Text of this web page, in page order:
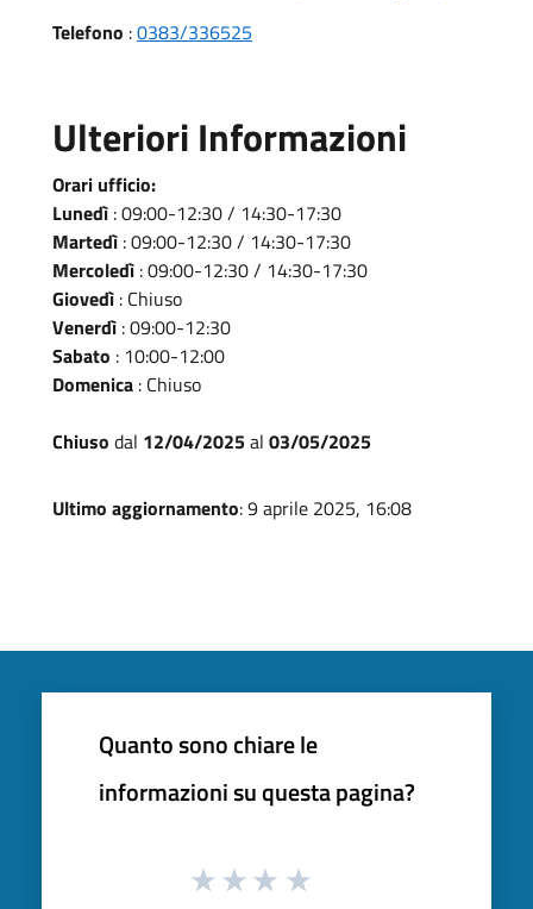
Telefono :0383/336525
Ulteriori Informazioni
Orari ufficio:
Lunedì : 09:00-12:30 / 14:30-17:30
Martedì : 09:00-12:30 / 14:30-17:30
Mercoledì : 09:00-12:30 / 14:30-17:30
Giovedì : Chiuso
Venerdì : 09:00-12:30
Sabato : 10:00-12:00
Domenica : Chiuso
Chiuso dal 12/04/2025al 03/05/2025
Ultimo aggiornamento: 9 aprile 2025, 16:08
Quanto sono chiare le
informazioni su questa pagina?